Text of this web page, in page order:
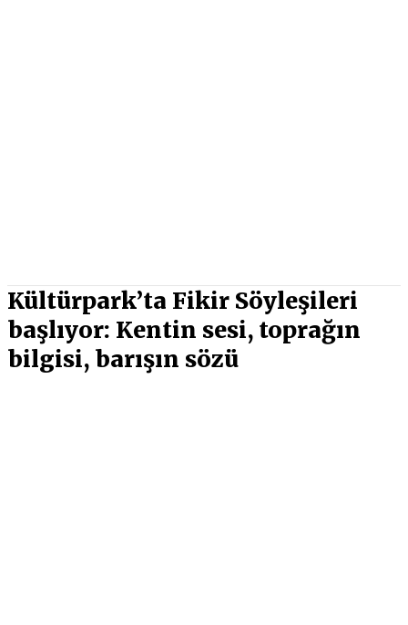
Kültürpark’ta Fikir Söyleşileri
başlıyor: Kentin sesi, toprağın
bilgisi, barışın sözü